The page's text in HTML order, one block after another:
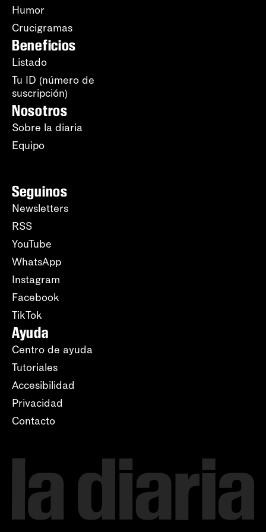
Humor
Crucigramas
Beneficios
Listado
Tu ID (número de
suscripción)
Nosotros
Sobre la diaria
Equipo
Seguinos
Newsletters
RSS
YouTube
WhatsApp
Instagram
Facebook
TikTok
Ayuda
Centro de ayuda
Tutoriales
Accesibilidad
Privacidad
Contacto